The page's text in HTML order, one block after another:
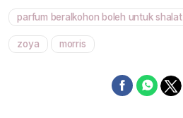
parfum beralkohon boleh untuk shalat
zoya morris